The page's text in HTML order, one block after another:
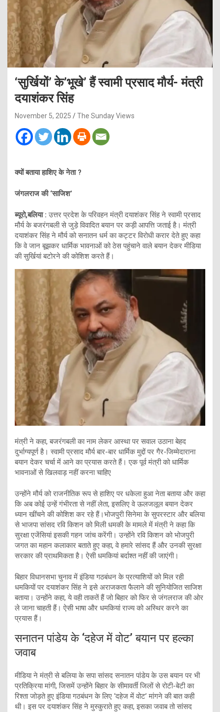
‘सुर्खियों’ के’भूखे’ हैं स्वामी प्रसाद मौर्य- मंत्री
दयाशंकर सिंह
November 5, 2025 The Sunday Views
क्यों बताया हाशिए के नेता ?
जंगलराज की ‘साजिश’
ब्यूरो,बलिया : उत्तर प्रदेश के परिवहन मंत्री दयाशंकर सिंह ने स्वामी प्रसाद
मौर्य के बजरंगबली से जुड़े विवादित बयान पर कड़ी आपत्ति जताई है। मंत्री
दयाशंकर सिंह ने मौर्य को सनातन धर्म का कट्टर विरोधी करार देते हुए कहा
कि वे जान बूझकर धार्मिक भावनाओं को ठेस पहुंचाने वाले बयान देकर मीडिया
की सुर्खियां बटोरने की कोशिश करते हैं।
मंत्री ने कहा, बजरंगबली का नाम लेकर आस्था पर सवाल उठाना बेहद
दुर्भाग्यपूर्ण है। स्वामी प्रसाद मौर्य बार-बार धार्मिक मुद्दों पर गैर-जिम्मेदाराना
बयान देकर चर्चा में आने का प्रयास करते हैं। एक पूर्व मंत्री को धार्मिक
भावनाओं से खिलवाड़ नहीं करना चाहिए
उन्होंने मौर्य को राजनीतिक रूप से हाशिए पर धकेला हुआ नेता बताया और कहा
कि अब कोई उन्हें गंभीरता से नहीं लेता, इसलिए वे ऊलजलूल बयान देकर
ध्यान खींचने की कोशिश कर रहे हैं।भोजपुरी सिनेमा के सुपरस्टार और बलिया
से भाजपा सांसद रवि किशन को मिली धमकी के मामले में मंत्री ने कहा कि
सुरक्षा एजेंसियां इसकी गहन जांच करेंगी। उन्होंने रवि किशन को भोजपुरी
जगत का महान कलाकार बताते हुए कहा, वे हमारे सांसद हैं और उनकी सुरक्षा
सरकार की प्राथमिकता है। ऐसी धमकियां बर्दाश्त नहीं की जाएंगी।
बिहार विधानसभा चुनाव में इंडिया गठबंधन के प्रत्याशियों को मिल रही
धमकियों पर दयाशंकर सिंह ने इसे अराजकता फैलाने की सुनियोजित साजिश
बताया। उन्होंने कहा, ये वही ताकतें हैं जो बिहार को फिर से जंगलराज की ओर
ले जाना चाहती हैं। ऐसी भाषा और धमकियां राज्य को अस्थिर करने का
प्रयास हैं।
सनातन पांडेय के ‘दहेज में वोट’ बयान पर हल्का
जवाब
मीडिया ने मंत्री से बलिया के सपा सांसद सनातन पांडेय के उस बयान पर भी
प्रतिक्रिया मांगी, जिसमें उन्होंने बिहार के सीमावर्ती जिलों से रोटी-बेटी का
रिश्ता जोड़ते हुए इंडिया गठबंधन के लिए ‘दहेज में वोट’ मांगने की बात कही
थी। इस पर दयाशंकर सिंह ने मुस्कुराते हुए कहा, इसका जवाब तो सांसद